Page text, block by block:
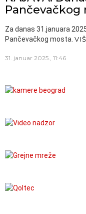
Pančevačkog
Za danas 31.januara
Pančevačkog mosta.
31. januar 2025., 11:46